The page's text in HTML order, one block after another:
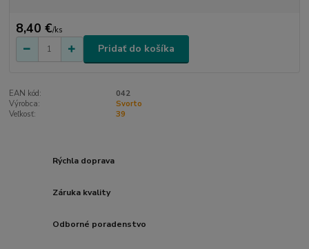
8,40 €/ks
Pridať do košíka
EAN kód:
042
Výrobca:
Svorto
Veľkosť:
39
Rýchla doprava
Záruka kvality
Odborné poradenstvo